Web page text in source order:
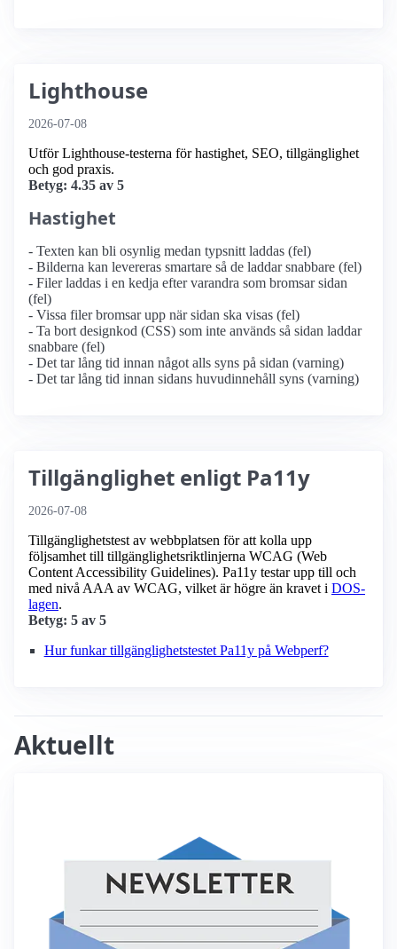
Lighthouse
2026-07-08
Utför Lighthouse-testerna för hastighet, SEO, tillgänglighet
och god praxis.
Betyg: 4.35 av 5
Hastighet
- Texten kan bli osynlig medan typsnitt laddas (fel)
- Bilderna kan levereras smartare så de laddar snabbare (fel)
- Filer laddas i en kedja efter varandra som bromsar sidan
(fel)
- Vissa filer bromsar upp när sidan ska visas (fel)
- Ta bort designkod (CSS) som inte används så sidan laddar
snabbare (fel)
- Det tar lång tid innan något alls syns på sidan (varning)
- Det tar lång tid innan sidans huvudinnehåll syns (varning)
Tillgänglighet enligt Pa11y
2026-07-08
Tillgänglighetstest av webbplatsen för att kolla upp
följsamhet till tillgänglighets­riktlinjerna WCAG (Web
Content Accessibility Guidelines). Pa11y testar upp till och
med nivå AAA av WCAG, vilket är högre än kravet i DOS-
lagen.
Betyg: 5 av 5
Hur funkar tillgänglighetstestet Pa11y på Webperf?
Aktuellt